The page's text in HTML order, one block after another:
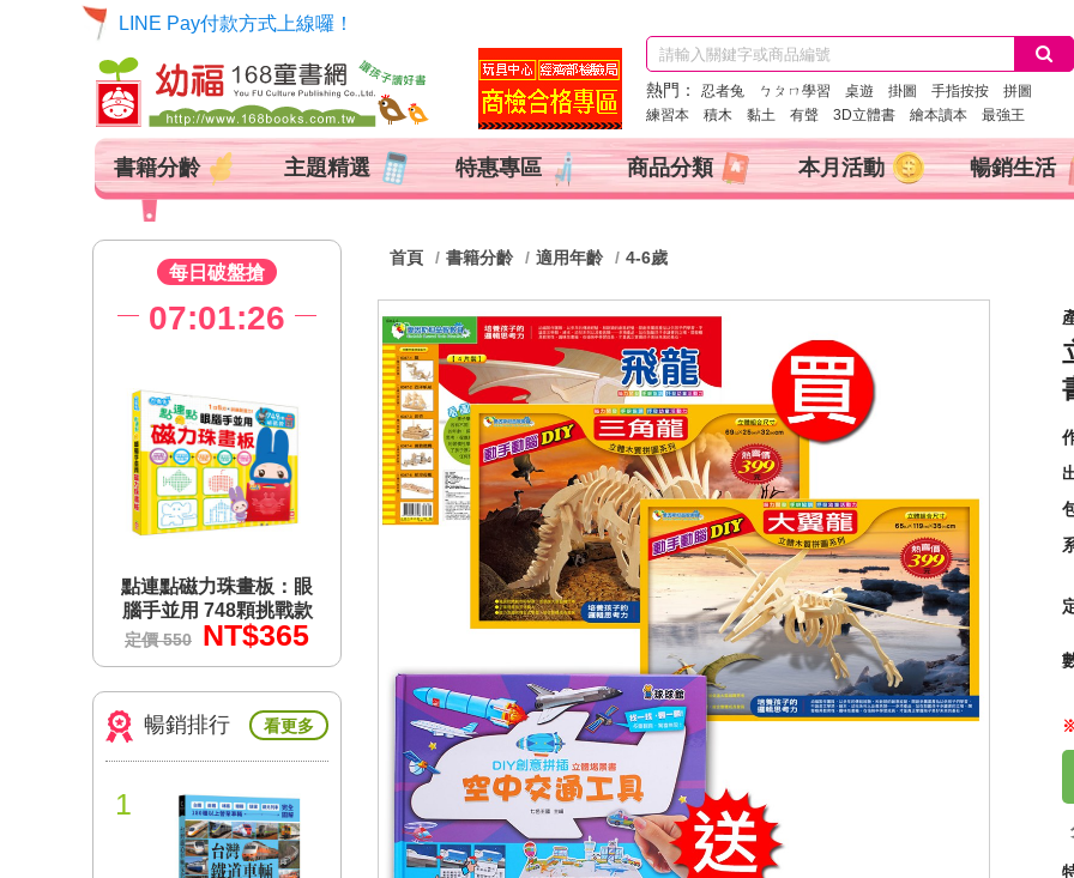
熱門： 忍者兔 ㄅㄆㄇ學習 桌遊 掛圖 手指按按 拼圖
練習本 積木 黏土 有聲 3D立體書 繪本讀本 最強王
LINE Pay付款方式上線囉！
書籍分齡 主題精選 特惠專區 商品分類 本月活動 暢銷生活
每日破盤搶
07:01:25
點連點磁力珠畫板：眼
腦手並用 748顆挑戰款
定價 550 NT$365
點連點磁力珠畫板：眼
腦手並用 748顆挑戰款
NT$365
暢銷排行 看更多
1
首頁 書籍分齡 適用年齡 4-6歲